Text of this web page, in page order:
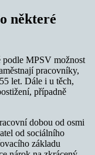
některé
podle MPSV možnost
pracovníky,
let. Dále i u těch,
případně
dobou od osmi
od sociálního
základu